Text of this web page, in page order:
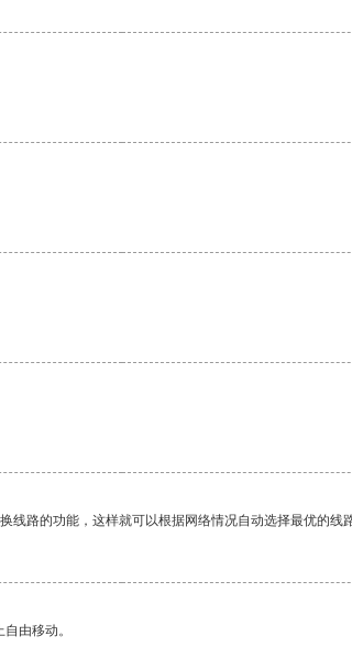
路的功能，这样就可以根据网络情况自动选择最优的线
由移动。